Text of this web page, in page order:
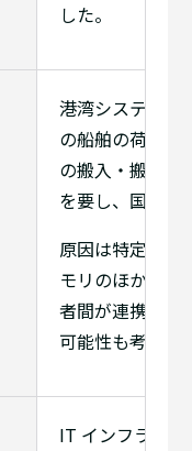
した。
港湾システムが
の船舶の荷役ス
の搬入・搬出に
を要し、国内の
原因は特定され
モリのほか、港
者間が連携して
可能性も考えら
IT インフラの